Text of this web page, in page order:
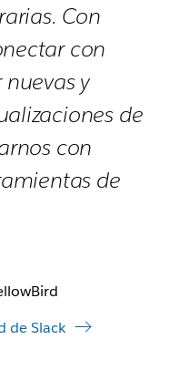
Con
con
y
de
con
de
de Slack